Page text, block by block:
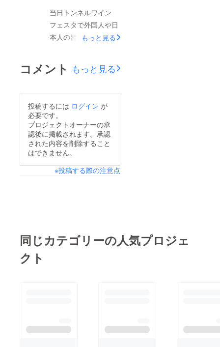
ンフレット配布でも、
特設外国人の方の生活
お悩み相談所としても
日本人と在日外国人が
出来る場を作りたいと
思っています。
地としてユネスコ世界
遺産に登録されている
この国の料理は、ワイ
はまだ珍しいジョージ
のスタッフが腕により
をかけて作ります。
連絡先：
https://georgiatokyo.s
ummon.jp/
当日トンネルワイン
フェスタで外国人や日
本人の皆様と一緒に楽
紹介です。 アコー
ディオン奏者：古田朝
もっと見る
コメント もっと見る
投稿するには ログイン が
必要です。
プロジェクトオーナーの承
認後に掲載されます。承認
された内容を削除すること
はできません。
※投稿する際の注意点
同じカテゴリーの人気プロジェ
クト